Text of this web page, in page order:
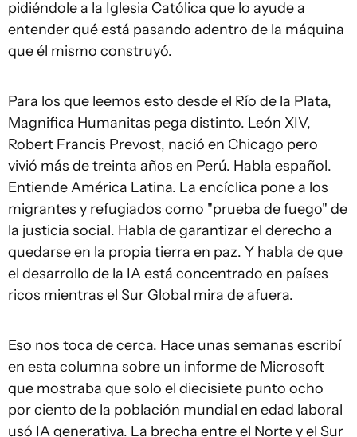
pidiéndole a la Iglesia Católica que lo ayude a
entender qué está pasando adentro de la máquina
que él mismo construyó.
Para los que leemos esto desde el Río de la Plata,
Magnifica Humanitas pega distinto. León XIV,
Robert Francis Prevost, nació en Chicago pero
vivió más de treinta años en Perú. Habla español.
Entiende América Latina. La encíclica pone a los
migrantes y refugiados como "prueba de fuego" de
la justicia social. Habla de garantizar el derecho a
quedarse en la propia tierra en paz. Y habla de que
el desarrollo de la IA está concentrado en países
ricos mientras el Sur Global mira de afuera.
Eso nos toca de cerca. Hace unas semanas escribí
en esta columna sobre un informe de Microsoft
que mostraba que solo el diecisiete punto ocho
por ciento de la población mundial en edad laboral
usó IA generativa. La brecha entre el Norte y el Sur